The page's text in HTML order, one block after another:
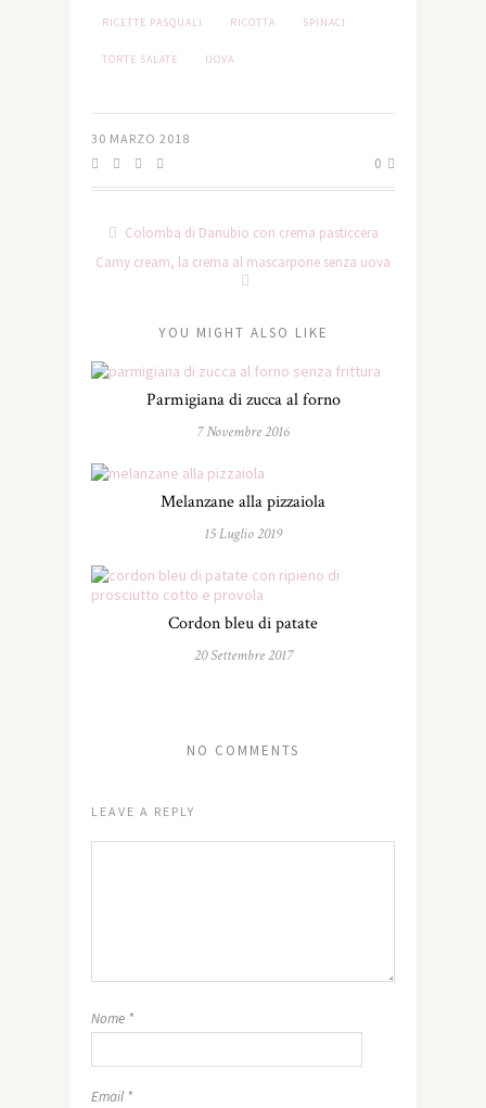
RICETTE PASQUALI RICOTTA SPINACI
TORTE SALATE UOVA
30 MARZO 2018
0
Colomba di Danubio con crema pasticcera
Camy cream, la crema al mascarpone senza uova
YOU MIGHT ALSO LIKE
Parmigiana di zucca al forno
7 Novembre 2016
Melanzane alla pizzaiola
15 Luglio 2019
Cordon bleu di patate
20 Settembre 2017
NO COMMENTS
LEAVE A REPLY
Nome *
Email *